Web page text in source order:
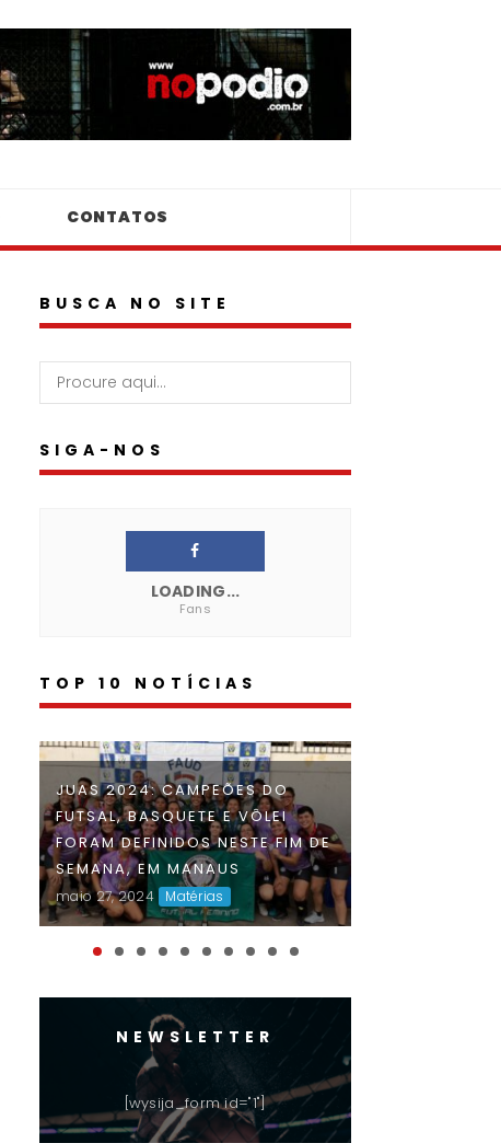
CONTATOS
BUSCA NO SITE
SIGA-NOS
LOADING...
Fans
TOP 10 NOTÍCIAS
FAUD DÁ INÍCIO À 47ª EDIÇÃO
DOS JOGOS UNIVERSITÁRIOS
DO AMAZONAS (JUAS) E
DISPUTAS ACIRRADAS MARCAM
O INÍCIO DA COMPETIÇÃO
maio 06, 2024 Matérias
JUAS 2024: CAMPEÕES DO
FUTSAL, BASQUETE E VÔLEI
FORAM DEFINIDOS NESTE FIM DE
SEMANA, EM MANAUS
maio 27, 2024 Matérias
NEWSLETTER
[wysija_form id="1"]